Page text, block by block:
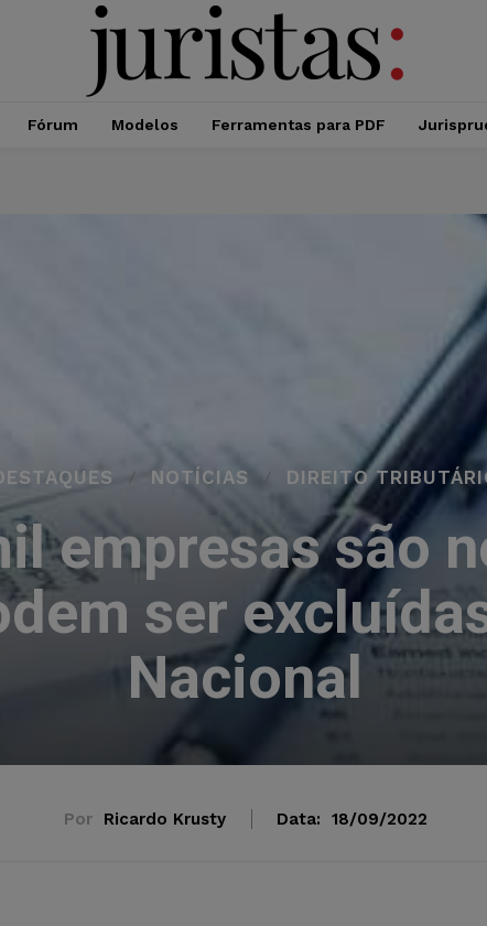
Fórum Modelos Ferramentas para PDF
NOTÍCIAS DIREITO
empresas são
ser
Nacional
Por Ricardo Krusty Data: 18/09/2022